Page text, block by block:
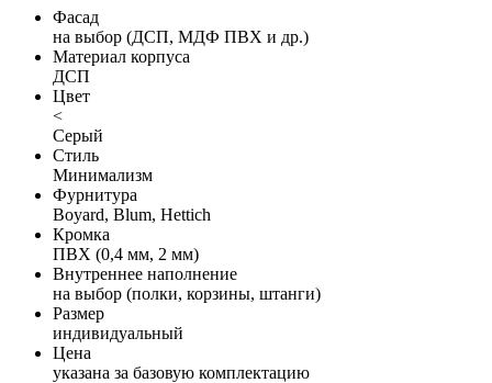
Фасад
на выбор (ДСП, МДФ ПВХ и др.)
Материал корпуса
ДСП
Цвет
<
Серый
Стиль
Минимализм
Фурнитура
Boyard, Blum, Hettich
Кромка
ПВХ (0,4 мм, 2 мм)
Внутреннее наполнение
на выбор (полки, корзины, штанги)
Размер
индивидуальный
Цена
указана за базовую комплектацию